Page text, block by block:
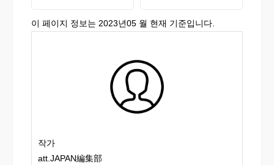
이 페이지 정보는 2023년05 월 현재 기준입니다.
작가
att.JAPAN編集部